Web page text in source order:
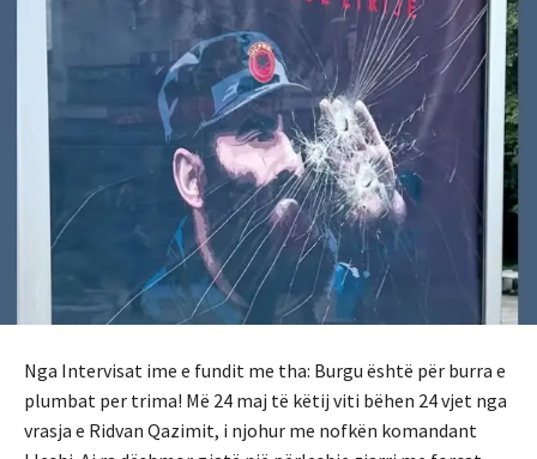
Nga Intervisat ime e fundit me tha: Burgu është për burra e
plumbat per trima! Më 24 maj të këtij viti bëhen 24 vjet nga
vrasja e Ridvan Qazimit, i njohur me nofkën komandant